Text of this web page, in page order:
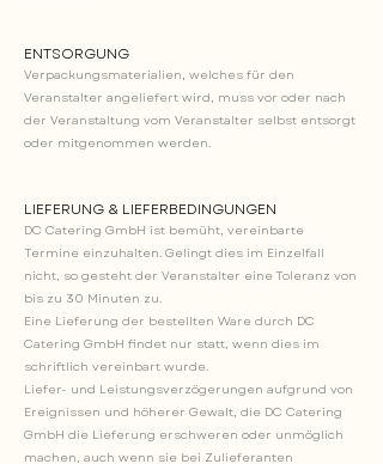
ENTSORGUNG
Verpackungsmaterialien, welches für den
Veranstalter angeliefert wird, muss vor oder nach
der Veranstaltung vom Veranstalter selbst entsorgt
oder mitgenommen werden.
LIEFERUNG & LIEFERBEDINGUNGEN
DC Catering GmbH ist bemüht, vereinbarte
Termine einzuhalten. Gelingt dies im Einzelfall
nicht, so gesteht der Veranstalter eine Toleranz von
bis zu 30 Minuten zu.
Eine Lieferung der bestellten Ware durch DC
Catering GmbH findet nur statt, wenn dies im
schriftlich vereinbart wurde.
Liefer- und Leistungsverzögerungen aufgrund von
Ereignissen und höherer Gewalt, die DC Catering
GmbH die Lieferung erschweren oder unmöglich
machen, auch wenn sie bei Zulieferanten